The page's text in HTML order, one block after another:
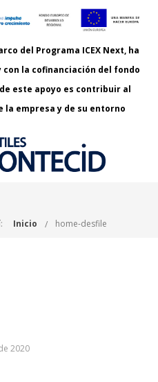
del Programa ICEX Next, ha
con la cofinanciación del fondo
este apoyo es contribuir al
empresa y de su entorno
Inicio home-desfile
2020